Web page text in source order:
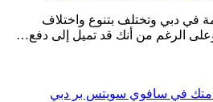
في دبي وتختلف بتنوع واختلاف
الرغم من أنك قد تميل إلى دفع…
في سافوي سويتس بر دبي